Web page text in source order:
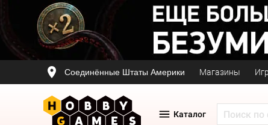
Соединённые Штаты Америки Магазины
Каталог